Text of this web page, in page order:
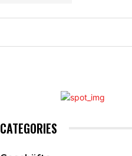
CATEGORIES